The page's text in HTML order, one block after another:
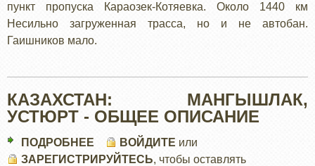
пункт пропуска Караозек-Котяевка. Около 1440 км
Несильно загруженная трасса, но и не автобан.
Гаишников мало.
КАЗАХСТАН: МАНГЫШЛАК,
УСТЮРТ - ОБЩЕЕ ОПИСАНИЕ
ПОДРОБНЕЕ
КАЗАХСТАН:
ВОЙДИТЕ или
ЗАРЕГИСТРИРУЙТЕСЬ, чтобы оставлять